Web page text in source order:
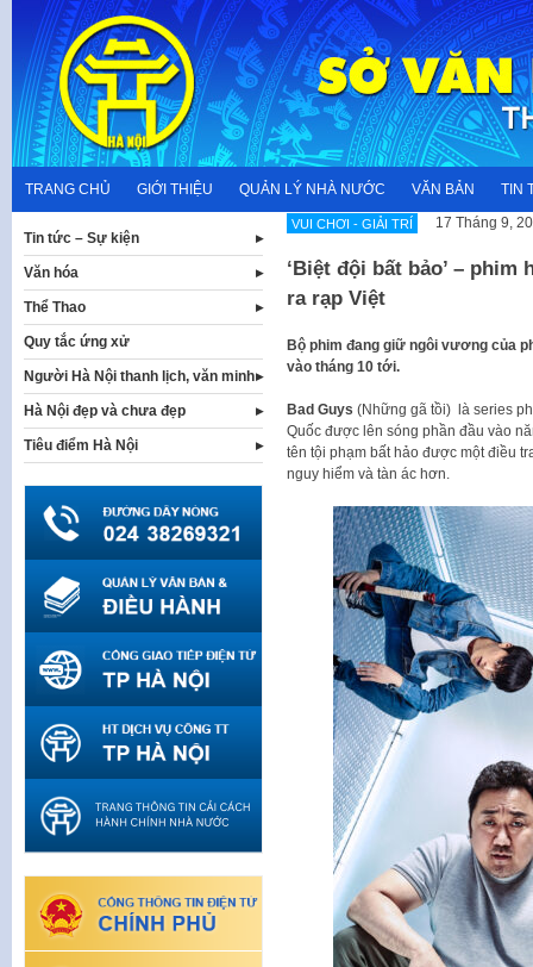
content
TRANG CHỦ GIỚI THIỆU QUẢN LÝ NHÀ NƯỚC VĂN BẢN TIN
VUI CHƠI - GIẢI TRÍ 17 Tháng 9,
‘Biệt đội bất bảo’ – phim
ra rạp Việt
Bộ phim đang giữ ngôi vương của
vào tháng 10 tới.
Bad Guys (Những gã tồi) là series
Quốc được lên sóng phần đầu vào
tên tội phạm bất hảo được một điều
nguy hiểm và tàn ác hơn.
Tin tức – Sự kiện
Văn hóa
Thể Thao
Quy tắc ứng xử
Người Hà Nội thanh lịch, văn minh
Hà Nội đẹp và chưa đẹp
Tiêu điểm Hà Nội